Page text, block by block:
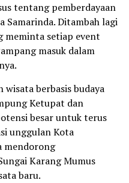
tentang pemberdayaan
Samarinda. Ditambah lagi
meminta setiap event
masuk dalam
wisata berbasis budaya
Ketupat dan
besar untuk terus
unggulan Kota
mendorong
Karang Mumus
baru.